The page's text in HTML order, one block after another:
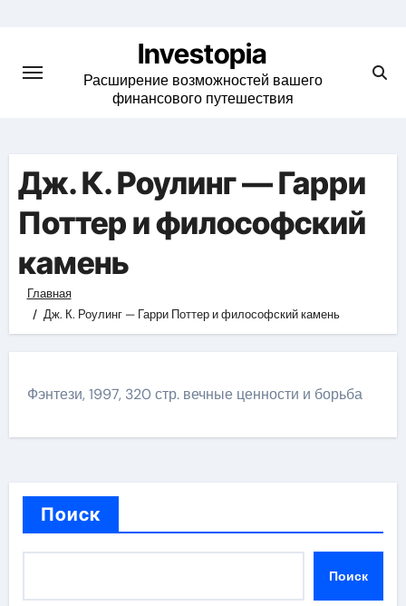
content
Investopia
Расширение возможностей вашего
финансового путешествия
Дж. К. Роулинг — Гарри
Поттер и философский
камень
Главная
Дж. К. Роулинг — Гарри Поттер и философский камень
Фэнтези, 1997, 320 стр. вечные ценности и борьба
Поиск
Поиск